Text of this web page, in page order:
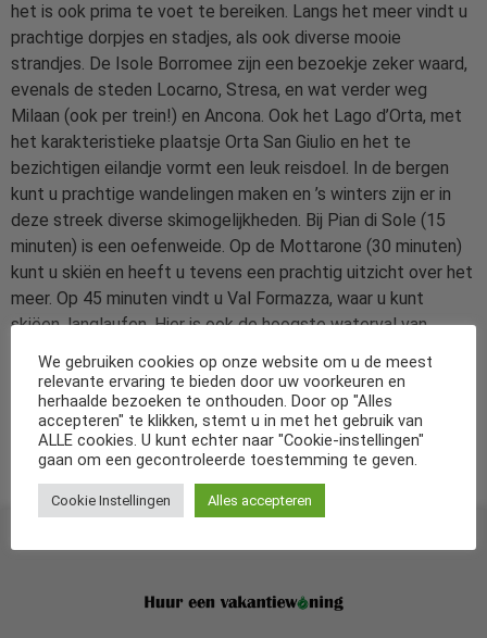
het is ook prima te voet te bereiken. Langs het meer vindt u
prachtige dorpjes en stadjes, als ook diverse mooie
strandjes. De Isole Borromee zijn een bezoekje zeker waard,
evenals de steden Locarno, Stresa, en wat verder weg
Milaan (ook per trein!) en Ancona. Ook het Lago d’Orta, met
het karakteristieke plaatsje Orta San Giulio en het te
bezichtigen eilandje vormt een leuk reisdoel. In de bergen
kunt u prachtige wandelingen maken en ’s winters zijn er in
deze streek diverse skimogelijkheden. Bij Pian di Sole (15
minuten) is een oefenweide. Op de Mottarone (30 minuten)
kunt u skiën en heeft u tevens een prachtig uitzicht over het
meer. Op 45 minuten vindt u Val Formazza, waar u kunt
skiëen, langlaufen. Hier is ook de hoogste waterval van
Europa (’s winters is deze vaak bevroren) en thermische
baden. Op de Monte Rosa (60 minuten) kunt u zowel ’s
zomers als ’s winters skiën. Met de kabelbaan bereikt u de
top van de Monte Rosa, vanwaar u een adembenemend
uitzicht over de besneeuwde bergtoppen van de Alpen
heeft.
We gebruiken cookies op onze website om u de meest
relevante ervaring te bieden door uw voorkeuren en
herhaalde bezoeken te onthouden. Door op "Alles
accepteren" te klikken, stemt u in met het gebruik van
ALLE cookies. U kunt echter naar "Cookie-instellingen"
gaan om een gecontroleerde toestemming te geven.
Cookie Instellingen Alles accepteren